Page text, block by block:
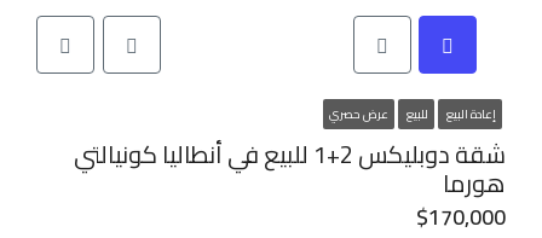
إعادة البيع للبيع عرض حصري
شقة دوبليكس 2+1 للبيع في أنطاليا كونيالتي
هورما
$170,000